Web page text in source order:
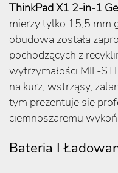
ThinkPad X1 2-in-1
mierzy tylko 15,5 mm
obudowa została
pochodzących z
wytrzymałości MIL-
na kurz, wstrząsy,
tym prezentuje się
ciemnoszaremu
Bateria I